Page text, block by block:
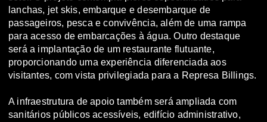
lanchas, jet skis, embarque e desembarque de
passageiros, pesca e convivência, além de uma rampa
para acesso de embarcações à água. Outro destaque
será a implantação de um restaurante flutuante,
proporcionando uma experiência diferenciada aos
visitantes, com vista privilegiada para a Represa Billings.
A infraestrutura de apoio também será ampliada com
sanitários públicos acessíveis, edifício administrativo,